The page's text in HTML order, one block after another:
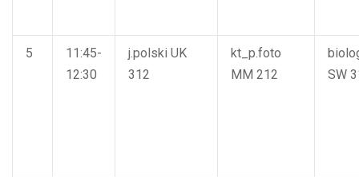
5
11:45-
12:30
j.polski UK
312
kt_p.foto
MM 212
SW